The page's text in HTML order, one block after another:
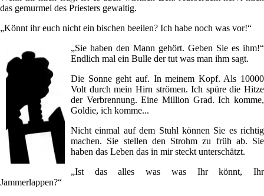
das gemurmel des Priesters gewaltig.
„Könnt ihr euch nicht ein bischen beeilen? Ich habe noch was vor!“
„Sie haben den Mann gehört. Geben Sie es ihm!“
Endlich mal ein Bulle der tut was man ihm sagt.
Die Sonne geht auf. In meinem Kopf. Als 10000
Volt durch mein Hirn strömen. Ich spüre die Hitze
der Verbrennung. Eine Million Grad. Ich komme,
Goldie, ich komme...
Nicht einmal auf dem Stuhl können Sie es richtig
machen. Sie stellen den Strohm zu früh ab. Sie
haben das Leben das in mir steckt unterschätzt.
„Ist das alles was was Ihr könnt, Ihr
Jammerlappen?“